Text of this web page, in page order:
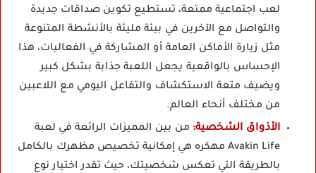
لعب اجتماعية ممتعة، تستطيع تكوين صداقات جديدة
والتواصل مع الآخرين في بيئة مليئة بالأنشطة المتنوعة
مثل زيارة الأماكن العامة أو المشاركة في الفعاليات، هذا
الإحساس بالواقعية يجعل اللعبة جذابة بشكل كبير
ويضيف متعة الاستكشاف والتفاعل اليومي مع اللاعبين
من مختلف أنحاء العالم.
الأذواق الشخصية: من بين المميزات الرائعة في لعبة
Avakin Life مهكره هي إمكانية تخصيص مظهرك بالكامل
بالطريقة التي تعكس شخصيتك، حيث تقدر اختيار نوع